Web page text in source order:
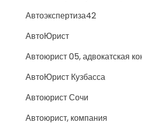
Автоэкспертиза42
АвтоЮрист
Автоюрист 05, адвокатская
АвтоЮрист Кузбасса
Автоюрист Сочи
Автоюрист, компания